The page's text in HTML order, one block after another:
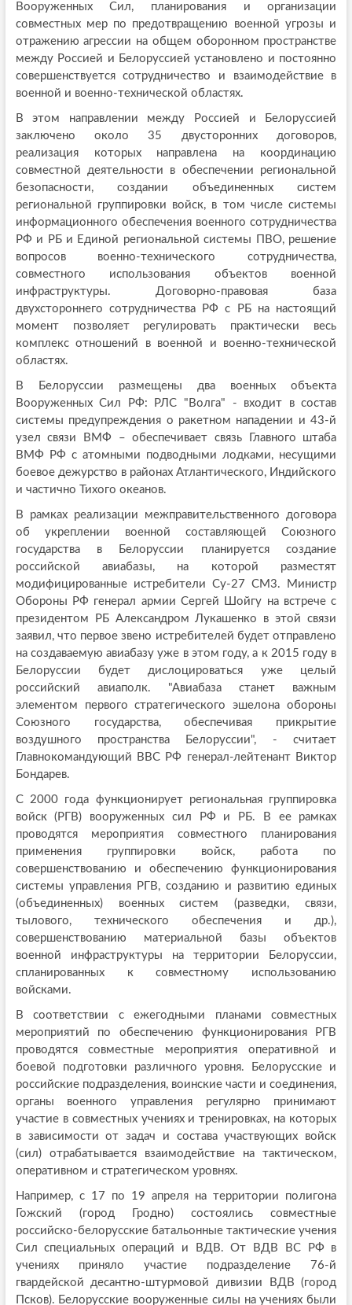
Вооруженных Сил, планирования и организации
совместных мер по предотвращению военной угрозы и
отражению агрессии на общем оборонном пространстве
между Россией и Белоруссией установлено и постоянно
совершенствуется сотрудничество и взаимодействие в
военной и военно-технической областях.
В этом направлении между Россией и Белоруссией
заключено около 35 двусторонних договоров,
реализация которых направлена на координацию
совместной деятельности в обеспечении региональной
безопасности, создании объединенных систем
региональной группировки войск, в том числе системы
информационного обеспечения военного сотрудничества
РФ и РБ и Единой региональной системы ПВО, решение
вопросов военно-технического сотрудничества,
совместного использования объектов военной
инфраструктуры. Договорно-правовая база
двухстороннего сотрудничества РФ с РБ на настоящий
момент позволяет регулировать практически весь
комплекс отношений в военной и военно-технической
областях.
В Белоруссии размещены два военных объекта
Вооруженных Сил РФ: РЛС "Волга" - входит в состав
системы предупреждения о ракетном нападении и 43-й
узел связи ВМФ – обеспечивает связь Главного штаба
ВМФ РФ с атомными подводными лодками, несущими
боевое дежурство в районах Атлантического, Индийского
и частично Тихого океанов.
В рамках реализации межправительственного договора
об укреплении военной составляющей Союзного
государства в Белоруссии планируется создание
российской авиабазы, на которой разместят
модифицированные истребители Су-27 СМ3. Министр
Обороны РФ генерал армии Сергей Шойгу на встрече с
президентом РБ Александром Лукашенко в этой связи
заявил, что первое звено истребителей будет отправлено
на создаваемую авиабазу уже в этом году, а к 2015 году в
Белоруссии будет дислоцироваться уже целый
российский авиаполк. "Авиабаза станет важным
элементом первого стратегического эшелона обороны
Союзного государства, обеспечивая прикрытие
воздушного пространства Белоруссии", - считает
Главнокомандующий ВВС РФ генерал-лейтенант Виктор
Бондарев.
С 2000 года функционирует региональная группировка
войск (РГВ) вооруженных сил РФ и РБ. В ее рамках
проводятся мероприятия совместного планирования
применения группировки войск, работа по
совершенствованию и обеспечению функционирования
системы управления РГВ, созданию и развитию единых
(объединенных) военных систем (разведки, связи,
тылового, технического обеспечения и др.),
совершенствованию материальной базы объектов
военной инфраструктуры на территории Белоруссии,
спланированных к совместному использованию
войсками.
В соответствии с ежегодными планами совместных
мероприятий по обеспечению функционирования РГВ
проводятся совместные мероприятия оперативной и
боевой подготовки различного уровня. Белорусские и
российские подразделения, воинские части и соединения,
органы военного управления регулярно принимают
участие в совместных учениях и тренировках, на которых
в зависимости от задач и состава участвующих войск
(сил) отрабатывается взаимодействие на тактическом,
оперативном и стратегическом уровнях.
Например, с 17 по 19 апреля на территории полигона
Гожский (город Гродно) состоялись совместные
российско-белорусские батальонные тактические учения
Сил специальных операций и ВДВ. От ВДВ ВС РФ в
учениях приняло участие подразделение 76-й
гвардейской десантно-штурмовой дивизии ВДВ (город
Псков). Белорусские вооруженные силы на учениях были